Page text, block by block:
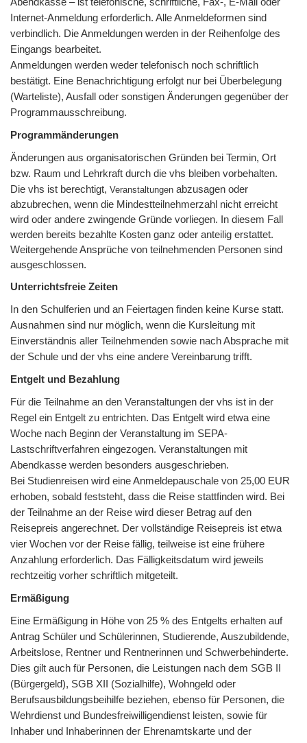
Internet-Anmeldung erforderlich. Alle Anmeldeformen sind
verbindlich. Die Anmeldungen werden in der Reihenfolge des
Eingangs bearbeitet.
Anmeldungen werden weder telefonisch noch schriftlich
bestätigt. Eine Benachrichtigung erfolgt nur bei Überbelegung
(Warteliste), Ausfall oder sonstigen Änderungen gegenüber der
Programmausschreibung.
Programmänderungen
Änderungen aus organisatorischen Gründen bei Termin, Ort
bzw. Raum und Lehrkraft durch die vhs bleiben vorbehalten.
Die vhs ist berechtigt, Veranstaltungen abzusagen oder
abzubrechen, wenn die Mindestteilnehmerzahl nicht erreicht
wird oder andere zwingende Gründe vorliegen. In diesem Fall
werden bereits bezahlte Kosten ganz oder anteilig erstattet.
Weitergehende Ansprüche von teilnehmenden Personen sind
ausgeschlossen.
Unterrichtsfreie Zeiten
In den Schulferien und an Feiertagen finden keine Kurse statt.
Ausnahmen sind nur möglich, wenn die Kursleitung mit
Einverständnis aller Teilnehmenden sowie nach Absprache mit
der Schule und der vhs eine andere Vereinbarung trifft.
Entgelt und Bezahlung
Für die Teilnahme an den Veranstaltungen der vhs ist in der
Regel ein Entgelt zu entrichten. Das Entgelt wird etwa eine
Woche nach Beginn der Veranstaltung im SEPA-
Lastschriftverfahren eingezogen. Veranstaltungen mit
Abendkasse werden besonders ausgeschrieben.
Bei Studienreisen wird eine Anmeldepauschale von 25,00 EUR
erhoben, sobald feststeht, dass die Reise stattfinden wird. Bei
der Teilnahme an der Reise wird dieser Betrag auf den
Reisepreis angerechnet. Der vollständige Reisepreis ist etwa
vier Wochen vor der Reise fällig, teilweise ist eine frühere
Anzahlung erforderlich. Das Fälligkeitsdatum wird jeweils
rechtzeitig vorher schriftlich mitgeteilt.
Ermäßigung
Eine Ermäßigung in Höhe von 25 % des Entgelts erhalten auf
Antrag Schüler und Schülerinnen, Studierende, Auszubildende,
Arbeitslose, Rentner und Rentnerinnen und Schwerbehinderte.
Dies gilt auch für Personen, die Leistungen nach dem SGB II
(Bürgergeld), SGB XII (Sozialhilfe), Wohngeld oder
Berufsausbildungsbeihilfe beziehen, ebenso für Personen, die
Wehrdienst und Bundesfreiwilligendienst leisten, sowie für
Inhaber und Inhaberinnen der Ehrenamtskarte und der